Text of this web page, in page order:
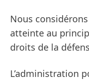
Nous
atteinte au
droits de la
L’administration